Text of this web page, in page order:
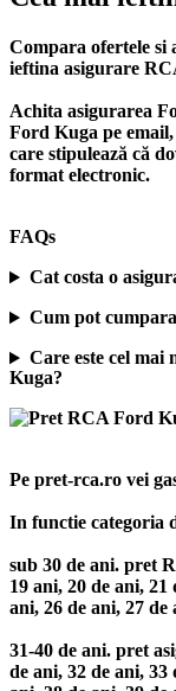
Compara ofertele si
ieftina asigurare
Achita asigurarea
Ford Kuga pe
care stipulează că
format electronic.
FAQs
Cat costa o
Cum pot
Care este cel
Kuga?
Pe pret-rca.ro vei
In functie categoria
sub 30 de ani. pret
19 ani, 20 de ani, 21
ani, 26 de ani, 27 de
31-40 de ani. pret
de ani, 32 de ani, 33